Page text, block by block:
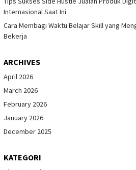
Internasional Saat Ini
Cara Membagi Waktu Belajar Skill yang
Bekerja
ARCHIVES
April 2026
March 2026
February 2026
January 2026
December 2025
KATEGORI